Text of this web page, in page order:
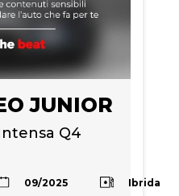
JUNIOR
Q4
09/2025 Ibrida